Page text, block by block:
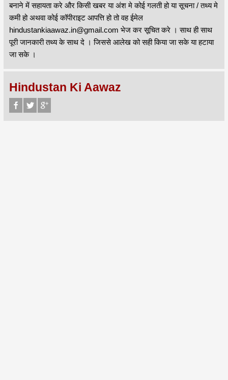
बनाने में सहायता करे और किसी खबर या अंश मे कोई गलती हो या सूचना / तथ्य मे
कमी हो अथवा कोई कॉपीराइट आपत्ति हो तो वह ईमेल
hindustankiaawaz.in@gmail.com भेज कर सूचित करे । साथ ही साथ
पूरी जानकारी तथ्य के साथ दे । जिससे आलेख को सही किया जा सके या हटाया
जा सके ।
Hindustan Ki Aawaz